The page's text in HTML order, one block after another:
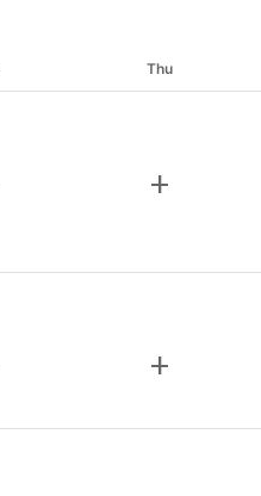
Thu
add
add